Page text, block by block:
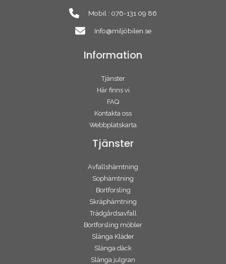
Mobil : 076-131 09 86
Info@miljöbilen.se
Information
Tjänster
Här finns vi
FAQ
Kontakta oss
Webbplatskarta
Tjänster
Avfallshämtning
Sophämtning
Bortforsling
Skräphämtning
Trädgårdsavfall
Bortforsling möbler
Slänga Kläder
Slänga däck
Slänga julgran